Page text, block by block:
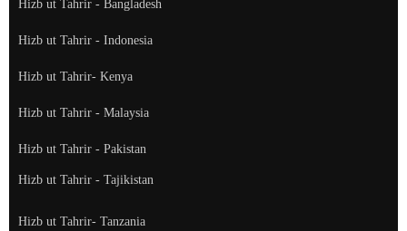
Hizb ut Tahrir - Bangladesh
Hizb ut Tahrir - Indonesia
Hizb ut Tahrir- Kenya
Hizb ut Tahrir - Malaysia
Hizb ut Tahrir - Pakistan
Hizb ut Tahrir - Tajikistan
Hizb ut Tahrir- Tanzania